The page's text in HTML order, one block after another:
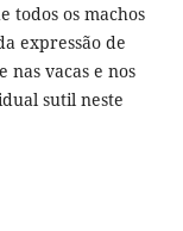
todos os machos
expressão de
vacas e nos
sutil neste